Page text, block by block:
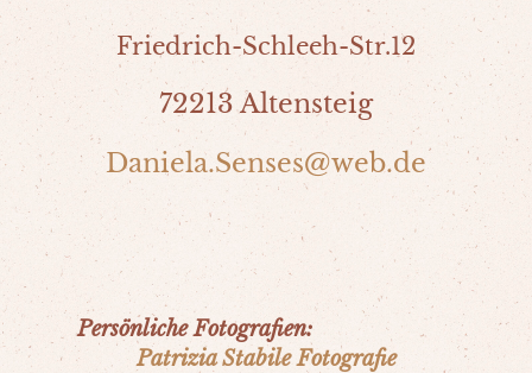
Friedrich-Schleeh-Str.12
72213 Altensteig
Daniela.Senses@web.de
Persönliche Fotografien:
Patrizia Stabile Fotografie